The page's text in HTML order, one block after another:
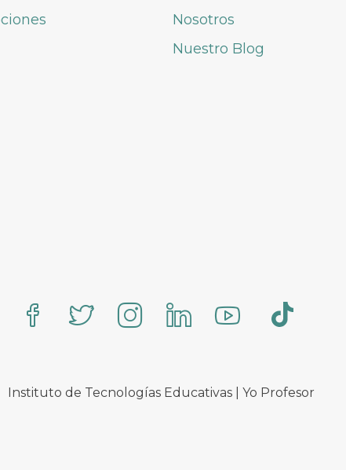
Nosotros
Nuestro Blog
Instituto de Tecnologías Educativas | Yo Profesor